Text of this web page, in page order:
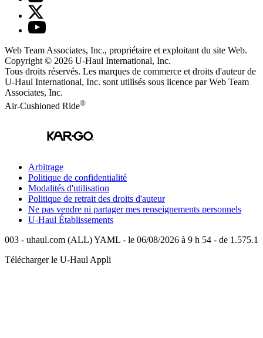
Web Team Associates, Inc., propriétaire et exploitant du site Web.
Copyright © 2026 U-Haul International, Inc.
Tous droits réservés. Les marques de commerce et droits d'auteur de
U-Haul International, Inc. sont utilisés sous licence par Web Team
Associates, Inc.
Air-Cushioned Ride®
Arbitrage
Politique de confidentialité
Modalités d'utilisation
Politique de retrait des droits d'auteur
Ne pas vendre ni partager mes renseignements personnels
U-Haul Établissements
003 - uhaul.com (ALL) YAML - le 06/08/2026 à 9 h 54 - de 1.575.1
Télécharger le U-Haul Appli